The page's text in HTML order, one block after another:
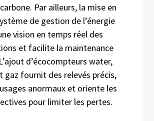
Par ailleurs, la mise en
de gestion de l’énergie
vision en temps réel des
et facilite la maintenance
d’écocompteurs water,
gaz fournit des relevés précis,
anormaux et oriente les
pour limiter les pertes.